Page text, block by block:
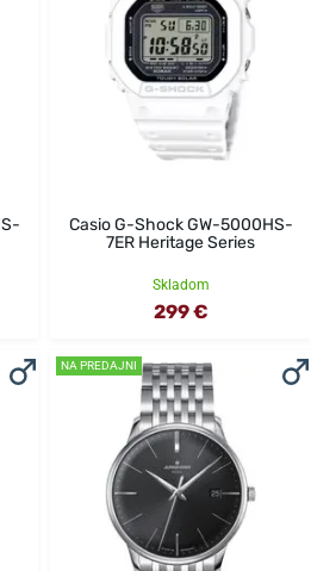
Casio G-Shock GW-5000HS-
7ER Heritage Series
Skladom
299 €
NA PREDAJNI